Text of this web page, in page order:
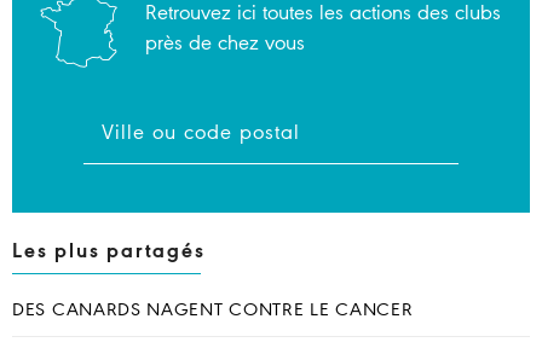
Retrouvez ici toutes les actions des clubs
près de chez vous
Les plus partagés
DES CANARDS NAGENT CONTRE LE CANCER